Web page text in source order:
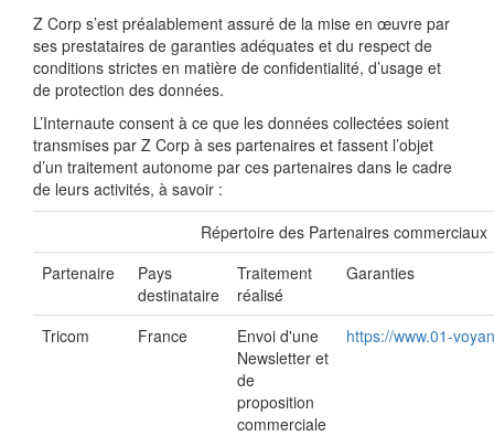
Z Corp s’est préalablement assuré de la mise en œuvre par
ses prestataires de garanties adéquates et du respect de
conditions strictes en matière de confidentialité, d’usage et
de protection des données.
L’Internaute consent à ce que les données collectées soient
transmises par Z Corp à ses partenaires et fassent l’objet
d’un traitement autonome par ces partenaires dans le cadre
de leurs activités, à savoir :
Répertoire des Partenaires commerciaux
Partenaire
Pays
destinataire
Traitement
réalisé
Garanties
Tricom France
Envoi d'une
Newsletter et
de
proposition
commerciale
https://www.01-